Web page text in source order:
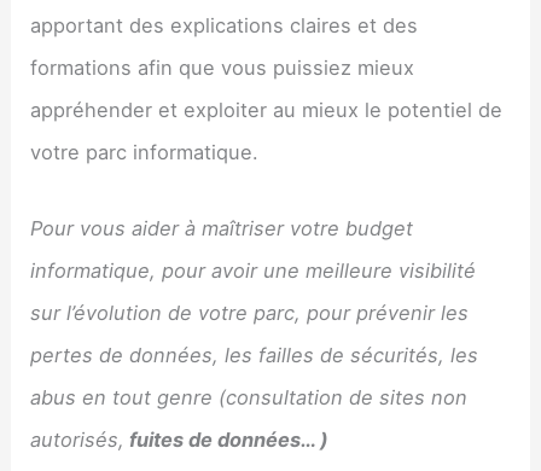
apportant des explications claires et des
formations afin que vous puissiez mieux
appréhender et exploiter au mieux le potentiel de
votre parc informatique.
Pour vous aider à maîtriser votre budget
informatique, pour avoir une meilleure visibilité
sur l’évolution de votre parc, pour prévenir les
pertes de données, les failles de sécurités, les
abus en tout genre (consultation de sites non
autorisés, fuites de données… )